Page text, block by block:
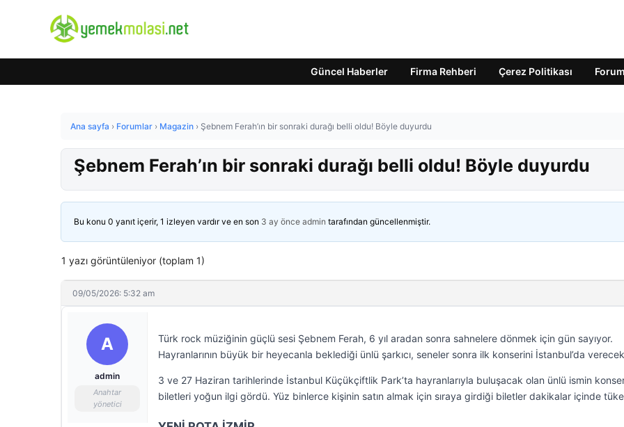
Güncel Haberler Firma Rehberi Çerez Politikası Forum
Ana sayfa › Forumlar › Magazin › Şebnem Ferah’ın bir sonraki durağı belli oldu! Böyle duyurdu
Şebnem Ferah’ın bir sonraki durağı belli oldu! Böyle duyurdu
Bu konu 0 yanıt içerir, 1 izleyen vardır ve en son 3 ay önce admin tarafından güncellenmiştir.
1 yazı görüntüleniyor (toplam 1)
09/05/2026: 5:32 am
A
admin
Anahtar
yönetici
Türk rock müziğinin güçlü sesi Şebnem Ferah, 6 yıl aradan sonra sahnelere dönmek için gün sayıyor.
Hayranlarının büyük bir heyecanla beklediği ünlü şarkıcı, seneler sonra ilk konserini İstanbul’da
3 ve 27 Haziran tarihlerinde İstanbul Küçükçiftlik Park’ta hayranlarıyla buluşacak olan ünlü ismin
biletleri yoğun ilgi gördü. Yüz binlerce kişinin satın almak için sıraya girdiği biletler dakikalar içinde